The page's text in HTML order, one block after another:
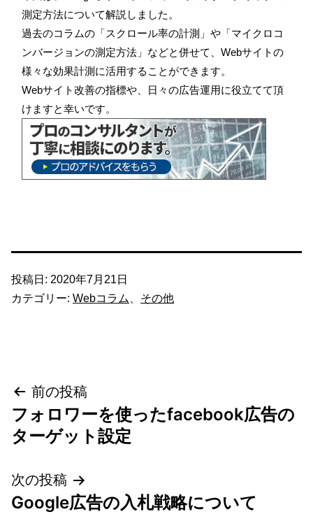
測定方法について解説しました。
過去のコラムの「スクロール率の計測」や「マイクロコ
ンバージョンの測定方法」などと併せて、Webサイトの
様々な効果計測に活用することができます。
Webサイト改善の指標や、日々の広告運用に役立てて頂
けますと幸いです。
投稿日: 2020年7月21日
カテゴリー: Webコラム、 その他
投
稿
ビ
前の投稿
フォロワーを使ったfacebook広告の
ターゲット設定
次の投稿
Google広告の入札戦略について